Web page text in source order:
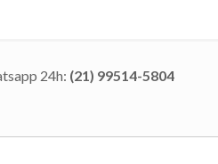
24h: (21) 99514-5804